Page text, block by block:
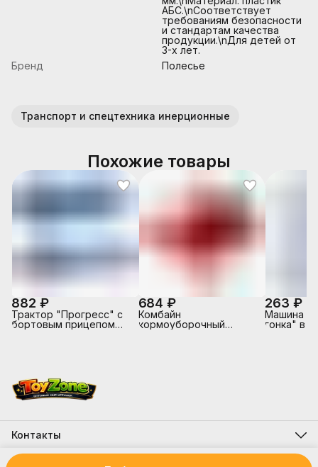
АБС.\nСоответствует
требованиям безопасности
и стандартам качества
продукции.\nДля детей от
3-х лет.
Бренд
Полесье
Транспорт и спецтехника инерционные
Похожие товары
882 ₽
Трактор "Прогресс" с
бортовым прицепом
684 ₽
Комбайн
кормоуборочный
263 ₽
Машина
гонка" в
Контакты
Адрес